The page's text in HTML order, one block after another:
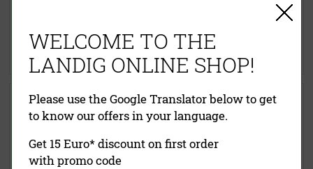
Versandkosten
Jetzt kaufen
Versandkosten
Jetzt kaufen
Landigs „Wilde Kiste®“
Fuß-Türöffner für
Wildkühlschränke
WELCOME TO THE
LANDIG ONLINE SHOP!
Please use the Google Translator below to get
to know our offers in your language.
Get 15 Euro* discount on first order
with promo code